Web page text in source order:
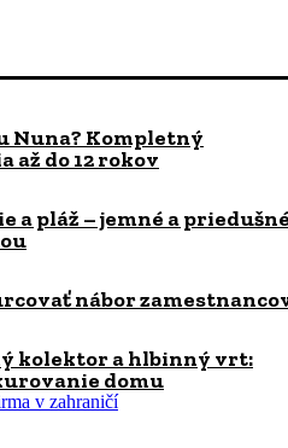
Nuna? Kompletný
až do 12 rokov
a pláž – jemné a
nábor
kolektor a hlbinný vrt:
domu